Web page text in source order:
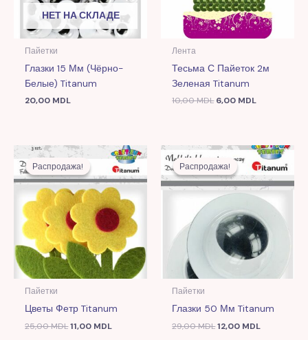
НЕТ НА СКЛАДЕ
Пайетки
Глазки 15 Мм (чёрно-
Белые) Titanum
20,00 MDL
Лента
Тесьма С Пайеток 2м
Зеленая Titanum
10,00MDL 6,00 MDL
Распродажа!
Распродажа!
Пайетки
Цветы Фетр Titanum
25,00MDL
Первоначальная
цена
составляла
25,00 MDL.
11,00 MDL
Текущая
цена:
11,00 MDL.
Распродажа!
Распродажа!
Пайетки
Глазки 50 Мм Titanum
29,00MDL
Первоначальная
цена
составляла
29,00 MDL.
12,00 MDL
Текущая
цена:
12,00 MDL.